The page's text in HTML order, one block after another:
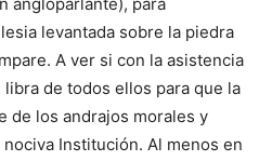
an­gloparlante), para
levantada so­bre la pie­dra
A ver si con la asistencia
de todos ellos para que la
de los andrajos morales y
Institución. Al menos en